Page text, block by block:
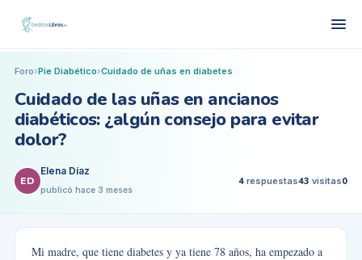
Foro›Pie Diabético›Cuidado de uñas en diabetes
Cuidado de las uñas en ancianos
diabéticos: ¿algún consejo para evitar
dolor?
ED
Elena Díaz
publicó hace 3 meses
4 respuestas43 visitas0
Mi madre, que tiene diabetes y ya tiene 78 años, ha empezado a